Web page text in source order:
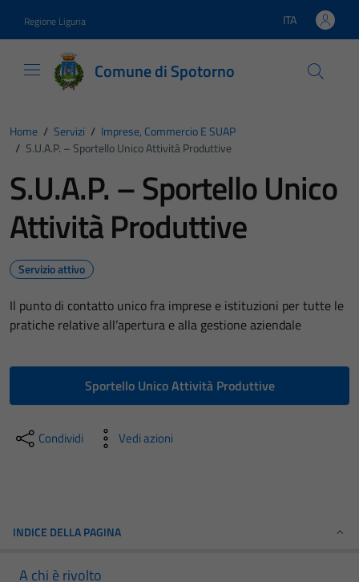
Regione Liguria Lingua attiva:
ITA
Comune di Spotorno
Home / Servizi / Imprese, Commercio E SUAP
/ S.U.A.P. – Sportello Unico Attività Produttive
S.U.A.P. – Sportello Unico
Attività Produttive
Servizio attivo
Il punto di contatto unico fra imprese e istituzioni per tutte le
pratiche relative all’apertura e alla gestione aziendale
Sportello Unico Attività Produttive
Condividi Vedi azioni
INDICE DELLA PAGINA
A chi è rivolto